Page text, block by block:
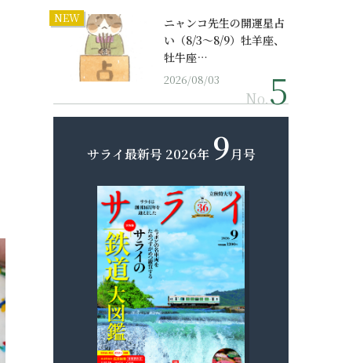
NEW
ニャンコ先生の開運星占
い（8/3～8/9）牡羊座、
牡牛座…
2026/08/03
No.
サライ最新号 2026年 9月号